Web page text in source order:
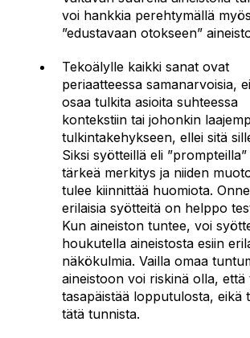
voi hankkia perehtymällä myös
”edustavaan otokseen”
Tekoälylle kaikki sanat ovat
periaatteessa samanarvoisia,
osaa tulkita asioita suhteessa
kontekstiin tai johonkin
tulkintakehykseen, ellei sitä
Siksi syötteillä eli
tärkeä merkitys ja niiden
tulee kiinnittää huomiota.
erilaisia syötteitä on helppo
Kun aineiston tuntee, voi
houkutella aineistosta esiin
näkökulmia. Vailla omaa
aineistoon voi riskinä olla, että
tasapäistää lopputulosta, eikä
tätä tunnista.